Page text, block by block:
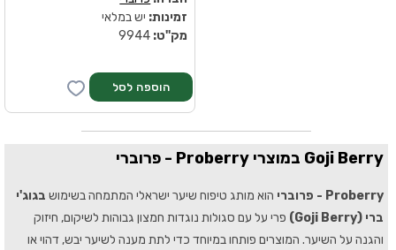
זמינות: יש במלאי
מק''ט:
Goji Berry במוצרי Proberry - פרוברי
Proberry - פרוברי הוא מותג טיפוח שיער ישראלי המתמחה בשימוש בגוג'י
ברי (Goji Berry)
פרי על עם סגולות נוגדות חמצון גבוהות לשיקום, חיזוק
והגנה על השיער. המוצרים פותחו במיוחד כדי לתת מענה לשיער יבש, דהוי או